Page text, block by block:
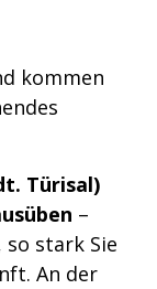
kommen
Türisal)
–
so stark Sie
An der